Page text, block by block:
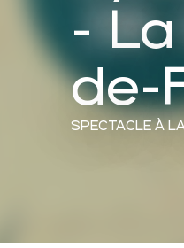
-
de-
SPECTACLE À